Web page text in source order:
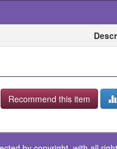
Recommend this item